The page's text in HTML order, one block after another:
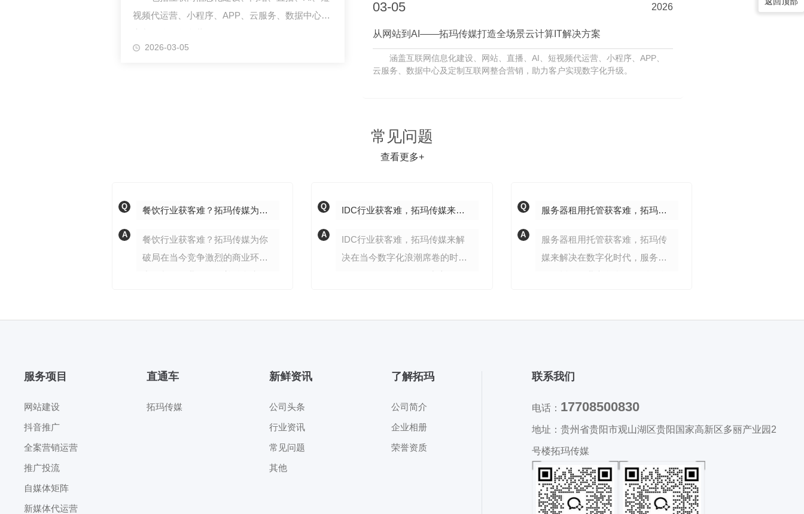
视频代运营、小程序、APP、云服务、数据中心及
2026-03-05
03-05 2026
从网站到AI——拓玛传媒打造全场景云计算IT解决方案
涵盖互联网信息化建设、网站、直播、AI、短视频代运营、小程序、APP、
云服务、数据中心及定制互联网整合营销，助力客户实现数字化升级。
常见问题
查看更多+
Q 餐饮行业获客难？拓玛传媒为你破局
A
餐饮行业获客难？拓玛传媒为你
破局在当今竞争激烈的商业环境
成效的服务项目，成为了餐饮行
业解决获客难题的得力助手。餐
Q IDC行业获客难，拓玛传媒来解决
A
IDC行业获客难，拓玛传媒来解
决在当今数字化浪潮席卷的时
业在获客之路上举步维艰。然
而，拓玛传媒凭借其丰富多样且
Q 服务器租用托管获客难，拓玛传媒来解决
A
服务器租用托管获客难，拓玛传
媒来解决在数字化时代，服务器
传媒凭借其多元化且行之有效的
服务项目，为服务器租用托管企
务器租用托管
推广获客困
服务项目
网站建设
抖音推广
全案营销运营
推广投流
自媒体矩阵
新媒体代运营
直通车
拓玛传媒
新鲜资讯
公司头条
行业资讯
常见问题
其他
了解拓玛
公司简介
企业相册
荣誉资质
联系我们
电话： 17708500830
地址： 贵州省贵阳市观山湖区贵阳国家高新区多丽产业园2
号楼拓玛传媒